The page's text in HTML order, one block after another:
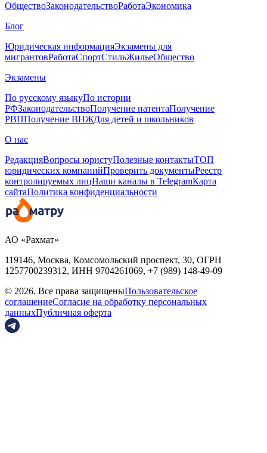
ОбществоЗаконодательствоРаботаЭкономика
Блог
Юридическая информацияЭкзамены для
мигрантовРаботаСпортСтильЖильеОбщество
Экзамены
По русскому языкуПо истории
РФЗаконодательствоПолучение патентаПолучение
РВППолучение ВНЖДля детей и школьников
О нас
РедакцияВопросы юристуПолезные контактыТОП
юридических компанийПроверить документыРеестр
контролируемых лицНаши каналы в TelegramКарта
сайтаПолитика конфиденциальности
АО «Рахмат»
119146, Москва, Комсомольский проспект, 30, ОГРН
1257700239312, ИНН 9704261069, +7 (989) 148-49-09
© 2026. Все права защищеныПользовательское
соглашениеСогласие на обработку персональных
данныхПубличная оферта